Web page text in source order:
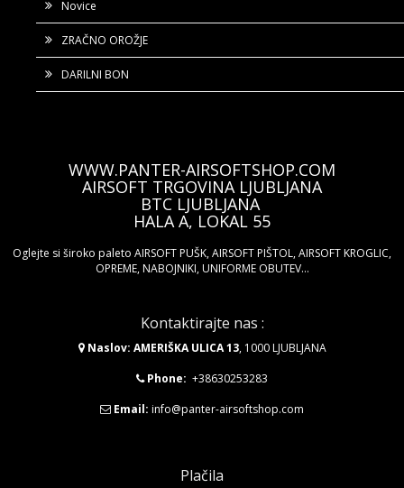
Novice
ZRAČNO OROŽJE
DARILNI BON
WWW.PANTER-AIRSOFTSHOP.COM
AIRSOFT TRGOVINA LJUBLJANA
BTC LJUBLJANA
HALA A, LOKAL 55
Oglejte si široko paleto AIRSOFT PUŠK, AIRSOFT PIŠTOL, AIRSOFT KROGLIC,
OPREME, NABOJNIKI, UNIFORME OBUTEV...
Kontaktirajte nas :
Naslov: AMERIŠKA ULICA 13, 1000 LJUBLJANA
Phone: +38630253283
Email: info@panter-airsoftshop.com
Plačila